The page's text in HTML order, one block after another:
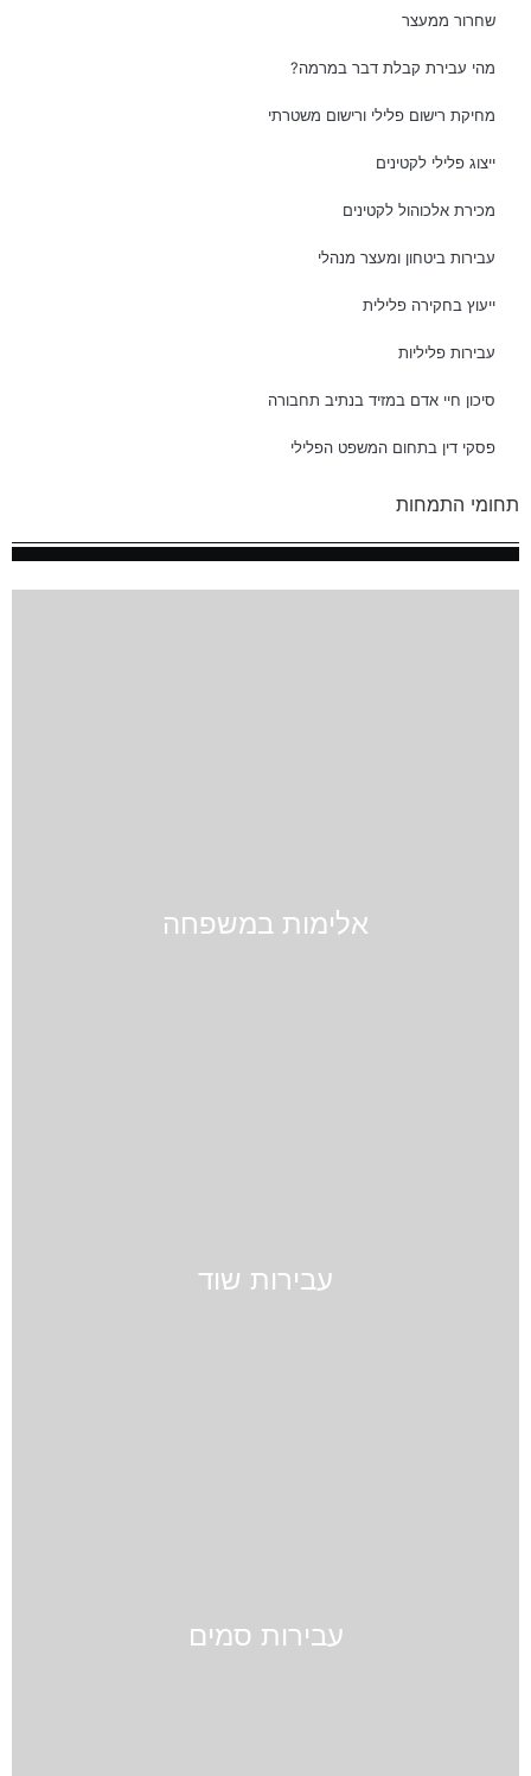
שחרור ממעצר
מהי עבירת קבלת דבר במרמה?
מחיקת רישום פלילי ורישום משטרתי
ייצוג פלילי לקטינים
מכירת אלכוהול לקטינים
עבירות ביטחון ומעצר מנהלי
ייעוץ בחקירה פלילית
עבירות פליליות
סיכון חיי אדם במזיד בנתיב תחבורה
פסקי דין בתחום המשפט הפלילי
תחומי התמחות
אלימות במשפחה
עבירות שוד
עבירות סמים